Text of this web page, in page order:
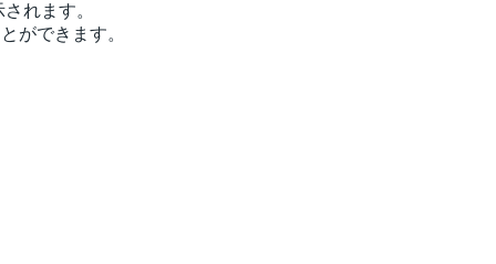
れます。
ができます。